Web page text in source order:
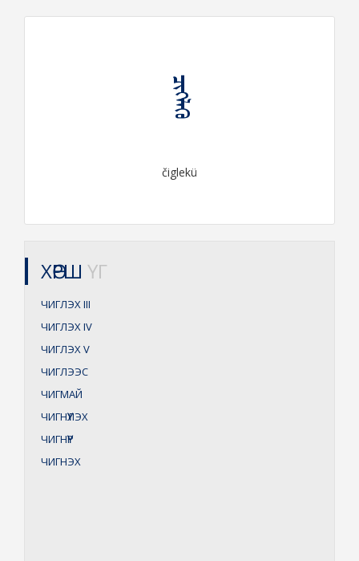
ᠴᠢᠭᠯᠡᠬᠦ
čiglekü
ХӨРШ ҮГ
ЧИГЛЭХIII
ЧИГЛЭХIV
ЧИГЛЭХV
ЧИГЛЭЭС
ЧИГМАЙ
ЧИГНҮҮЛЭХ
ЧИГНҮҮР
ЧИГНЭХ